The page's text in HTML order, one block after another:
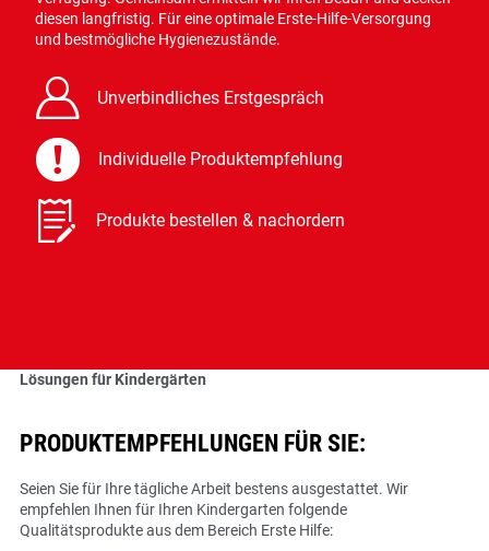
diesen langfristig. Für eine optimale Erste-Hilfe-Versorgung
und bestmögliche Hygienezustände.
B Unverbindliches Erstgespräch
J Individuelle Produktempfehlung
Q Produkte bestellen & nachordern
Lösungen für Kindergärten
PRODUKTEMPFEHLUNGEN FÜR SIE:
Seien Sie für Ihre tägliche Arbeit bestens ausgestattet. Wir
empfehlen Ihnen für Ihren Kindergarten folgende
Qualitätsprodukte aus dem Bereich Erste Hilfe: